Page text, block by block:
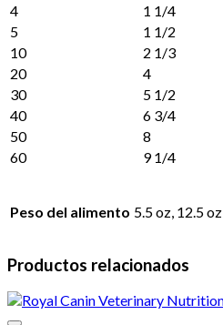
4
1 1/4
5
1 1/2
10
2 1/3
20
4
30
5 1/2
40
6 3/4
50
8
60
9 1/4
Peso del alimento 5.5 oz, 12.5 oz
Productos relacionados